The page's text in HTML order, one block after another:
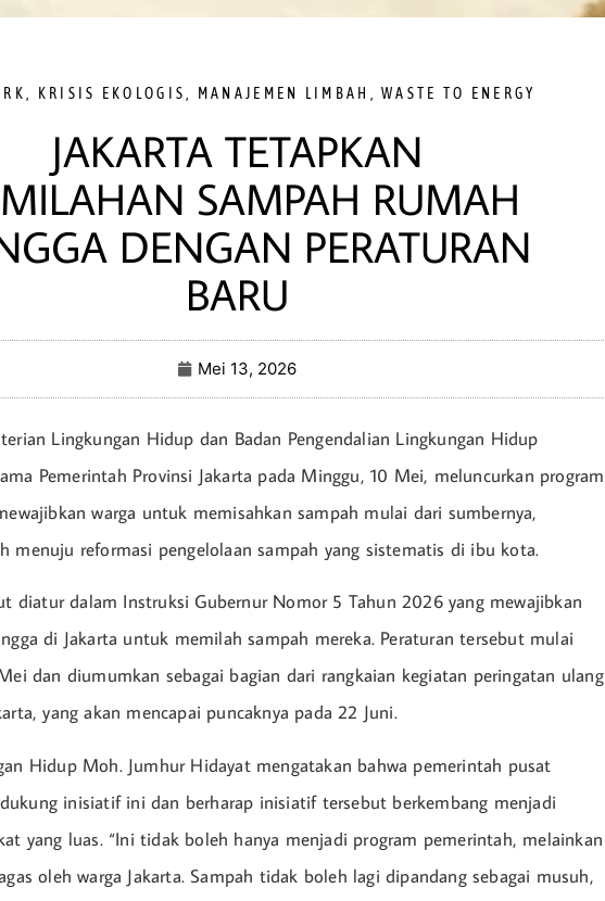
KRISIS EKOLOGIS MANAJEMEN LIMBAH ,WASTE TO ENERGY
JAKARTA TETAPKAN
SAMPAH RUMAH
DENGAN PERATURAN
BARU
Mei 13, 2026
Lingkungan Hidup dan Badan Pengendalian Lingkungan Hidup
Pemerintah Provinsi Jakarta pada Minggu, 10 Mei, meluncurkan program
warga untuk memisahkan sampah mulai dari sumbernya,
menuju reformasi pengelolaan sampah yang sistematis di ibu kota.
diatur dalam Instruksi Gubernur Nomor 5 Tahun 2026 yang mewajibkan
di Jakarta untuk memilah sampah mereka. Peraturan tersebut mulai
dan diumumkan sebagai bagian dari rangkaian kegiatan peringatan ulang
yang akan mencapai puncaknya pada 22 Juni.
Hidup Moh. Jumhur Hidayat mengatakan bahwa pemerintah pusat
inisiatif ini dan berharap inisiatif tersebut berkembang menjadi
yang luas. “Ini tidak boleh hanya menjadi program pemerintah, melainkan
oleh warga Jakarta. Sampah tidak boleh lagi dipandang sebagai musuh,